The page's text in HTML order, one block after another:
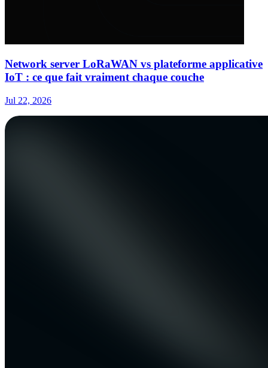
Network server LoRaWAN vs plateforme applicative
IoT : ce que fait vraiment chaque couche
Jul 22, 2026